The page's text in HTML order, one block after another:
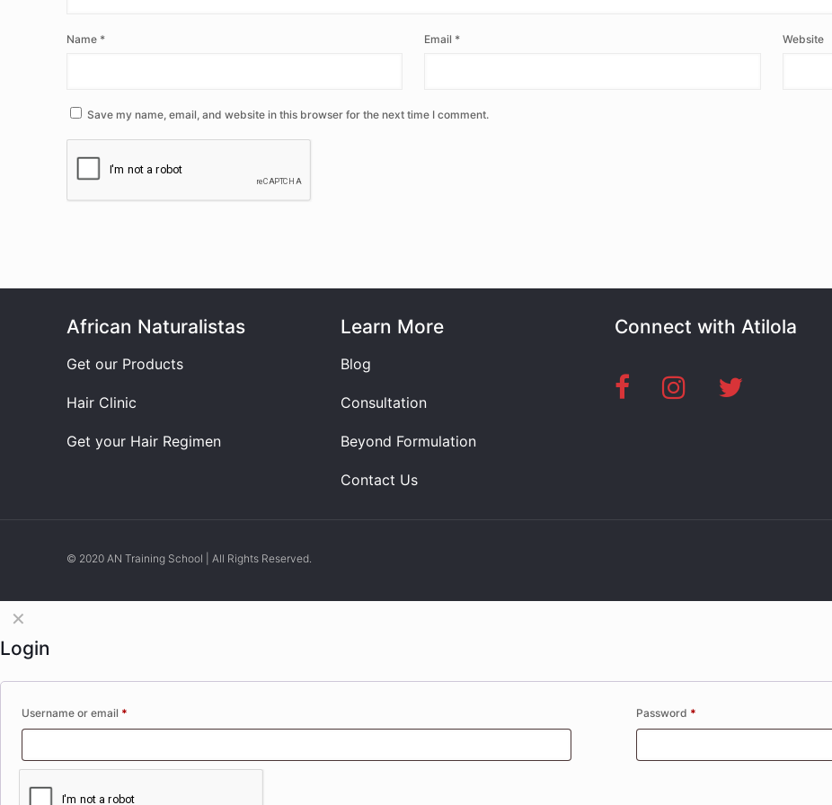
Name * Email * Website
Save my name, email, and website in this browser for the next time I comment.
African Naturalistas
Get our Products
Hair Clinic
Get your Hair Regimen
Learn More
Blog
Consultation
Beyond Formulation
Contact Us
Connect with Atilola
© 2020 AN Training School | All Rights Reserved.
✕
Login
Username or email * Password *